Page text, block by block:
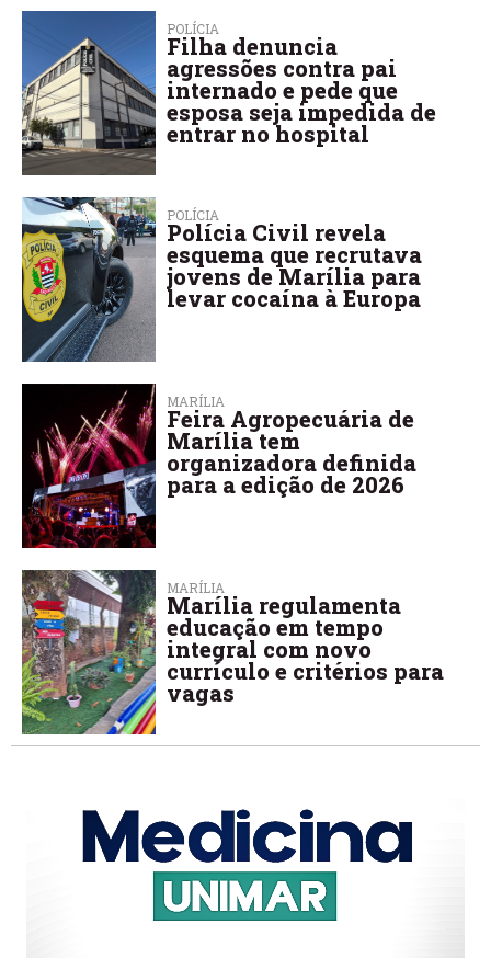
POLÍCIA
Filha denuncia
agressões contra pai
internado e pede que
esposa seja impedida de
entrar no hospital
POLÍCIA
Polícia Civil revela
esquema que recrutava
jovens de Marília para
levar cocaína à Europa
MARÍLIA
Feira Agropecuária de
Marília tem
organizadora definida
para a edição de 2026
MARÍLIA
Marília regulamenta
educação em tempo
integral com novo
currículo e critérios para
vagas